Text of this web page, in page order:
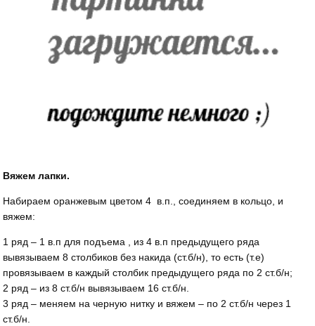
Вяжем лапки.
Набираем оранжевым цветом 4 в.п., соединяем в кольцо, и
вяжем:
1 ряд – 1 в.п для подъема , из 4 в.п предыдущего ряда
вывязываем 8 столбиков без накида (ст.б/н), то есть (т.е)
провязываем в каждый столбик предыдущего ряда по 2 ст.б/н;
2 ряд – из 8 ст.б/н вывязываем 16 ст.б/н.
3 ряд – меняем на черную нитку и вяжем – по 2 ст.б/н через 1
ст.б/н.